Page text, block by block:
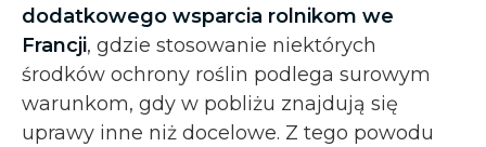
dodatkowego wsparcia rolnikom we
Francji, gdzie stosowanie niektórych
środków ochrony roślin podlega surowym
warunkom, gdy w pobliżu znajdują się
uprawy inne niż docelowe. Z tego powodu